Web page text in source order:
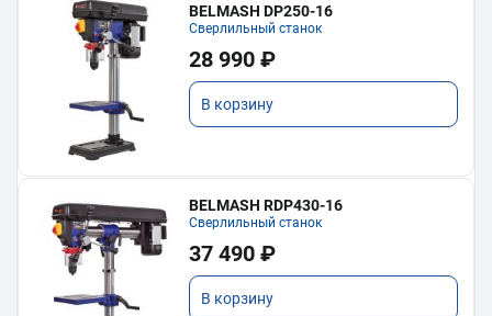
BELMASH DP250-16
Сверлильный станок
28 990 ₽
В корзину
BELMASH RDP430-16
Сверлильный станок
37 490 ₽
В корзину